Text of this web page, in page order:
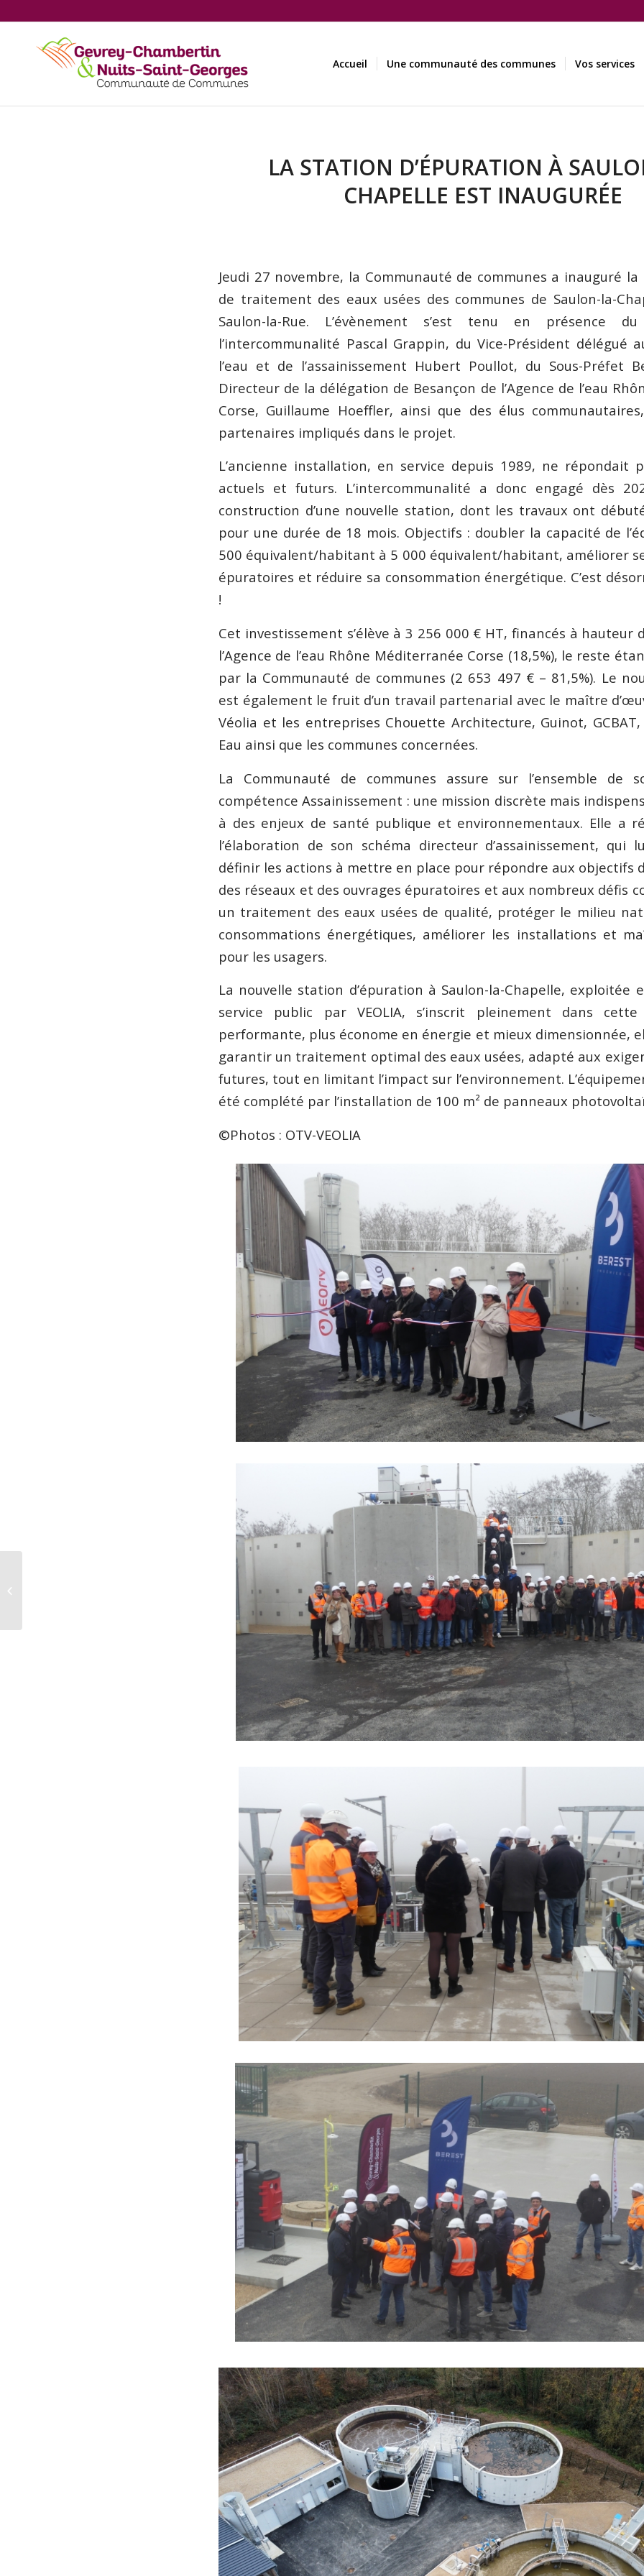
Accueil Une communauté des communes Vos services
LA STATION D’ÉPURATION À
CHAPELLE EST INAUGURÉE
Jeudi 27 novembre, la Communauté de communes a inauguré
de traitement des eaux usées des communes de Saulon-la-
Saulon-la-Rue. L’évènement s’est tenu en présence
l’intercommunalité Pascal Grappin, du Vice-Président délégué
l’eau et de l’assainissement Hubert Poullot, du Sous-Préfet
Directeur de la délégation de Besançon de l’Agence de l’eau
Corse, Guillaume Hoeffler, ainsi que des élus
partenaires impliqués dans le projet.
L’ancienne installation, en service depuis 1989, ne répondait
actuels et futurs. L’intercommunalité a donc engagé dès
construction d’une nouvelle station, dont les travaux ont
pour une durée de 18 mois. Objectifs : doubler la capacité de
500 équivalent/habitant à 5 000 équivalent/habitant, améliorer
épuratoires et réduire sa consommation énergétique. C’est
!
Cet investissement s’élève à 3 256 000 € HT, financés à hauteur
l’Agence de l’eau Rhône Méditerranée Corse (18,5%), le reste
par la Communauté de communes (2 653 497 € – 81,5%). Le
est également le fruit d’un travail partenarial avec le maître
Véolia et les entreprises Chouette Architecture, Guinot, GCBAT,
Eau ainsi que les communes concernées.
La Communauté de communes assure sur l’ensemble de
compétence Assainissement : une mission discrète mais
à des enjeux de santé publique et environnementaux. Elle a
l’élaboration de son schéma directeur d’assainissement, qui
définir les actions à mettre en place pour répondre aux objectifs
des réseaux et des ouvrages épuratoires et aux nombreux défis
un traitement des eaux usées de qualité, protéger le milieu
consommations énergétiques, améliorer les installations et
pour les usagers.
La nouvelle station d’épuration à Saulon-la-Chapelle, exploitée
service public par VEOLIA, s’inscrit pleinement dans
performante, plus économe en énergie et mieux dimensionnée,
garantir un traitement optimal des eaux usées, adapté aux
futures, tout en limitant l’impact sur l’environnement.
été complété par l’installation de 100 m² de panneaux
©Photos : OTV-VEOLIA